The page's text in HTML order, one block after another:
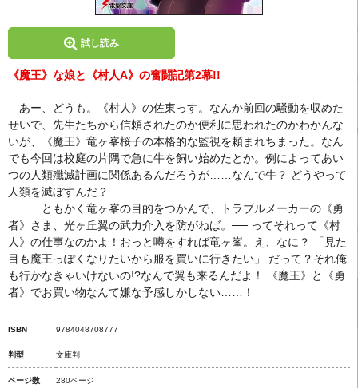
試し読み
《魔王》な娘と《村人A》の奮闘記第2幕!!
あー、どうも。《村人》の佐東っす。なんか前回の騒動を収めた
せいで、先生たちから信頼されたのか便利に思われたのかわかんな
いが、《魔王》竜ヶ峯桜子の本格的な監視を頼まれちまった。なん
でも今回は校庭の片隅で急に牛を飼い始めたとか。例によってあい
つの人類殲滅計画に関係あるんだろうが……なんで牛？ どうやって
人類を滅ぼすんだ？
……ともかく竜ヶ峯の目的をつかんで、トラブルメーカーの《勇
者》さま、光ヶ丘翼の武力介入を防がねば。── ってそれって《村
人》の仕事なのかよ！おっと噂をすれば竜ヶ峯。え、なに？ 「見た
目も魔王っぽくなりたいから服を買いに行きたい」 だって？それ俺
も行かなきゃいけないの!?なんで翼も来るんだよ！ 《魔王》と《勇
者》でお買い物なんて嫌な予感しかしない……！
ISBN 9784048708777
判型 文庫判
ページ数 280ページ